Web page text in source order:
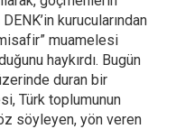
kurucularından
muamelesi
haykırdı. Bugün
duran bir
Türk toplumunun
söyleyen, yön veren